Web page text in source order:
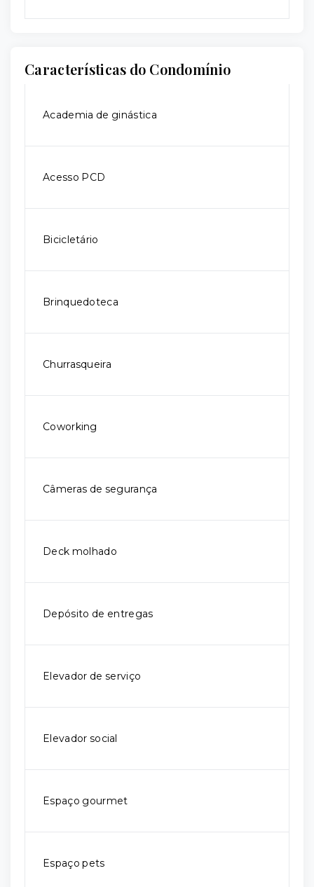
Características do Condomínio
Academia de ginástica
Acesso PCD
Bicicletário
Brinquedoteca
Churrasqueira
Coworking
Câmeras de segurança
Deck molhado
Depósito de entregas
Elevador de serviço
Elevador social
Espaço gourmet
Espaço pets